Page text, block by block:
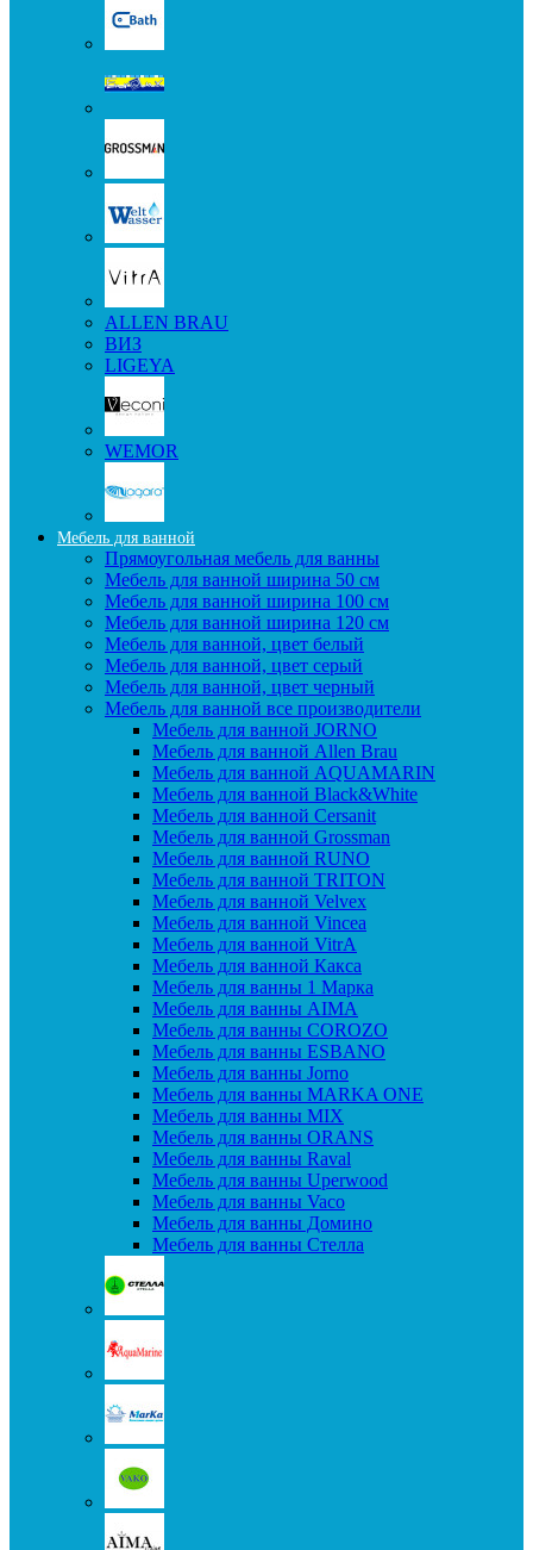
ALLEN BRAU
ВИЗ
LIGEYA
WEMOR
Мебель для ванной
Прямоугольная мебель для ванны
Мебель для ванной ширина 50 см
Мебель для ванной ширина 100 см
Мебель для ванной ширина 120 см
Мебель для ванной, цвет белый
Мебель для ванной, цвет серый
Мебель для ванной, цвет черный
Мебель для ванной все производители
Мебель для ванной JORNO
Мебель для ванной Allen Brau
Мебель для ванной AQUAMARIN
Мебель для ванной Black&White
Мебель для ванной Cersanit
Мебель для ванной Grossman
Мебель для ванной RUNO
Мебель для ванной TRITON
Мебель для ванной Velvex
Мебель для ванной Vincea
Мебель для ванной VitrA
Мебель для ванной Какса
Мебель для ванны 1 Марка
Мебель для ванны AIMA
Мебель для ванны COROZO
Мебель для ванны ESBANO
Мебель для ванны Jorno
Мебель для ванны MARKA ONE
Мебель для ванны MIX
Мебель для ванны ORANS
Мебель для ванны Raval
Мебель для ванны Uperwood
Мебель для ванны Vaco
Мебель для ванны Домино
Мебель для ванны Стелла